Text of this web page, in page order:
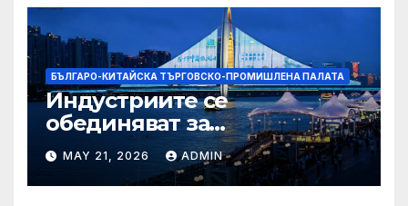
БЪЛГАРО-КИТАЙСКА ТЪРГОВСКО-ПРОМИШЛЕНА ПАЛАТА
Индустриите се
обединяват за
висококачествен растеж на
културния и
туристическия сектор
MAY 21, 2026 ADMIN